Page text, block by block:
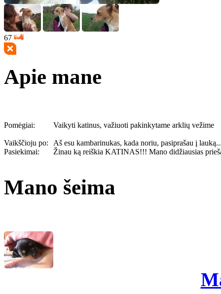
67
Apie mane
Pomėgiai: Vaikyti katinus, važiuoti pakinkytame arklių vežime
Vaikščioju po:
Aš esu kambarinukas, kada noriu, pasiprašau į
Pasiekimai:
Žinau ką reiškia KATINAS!!! Mano didžiausias
Mano šeima